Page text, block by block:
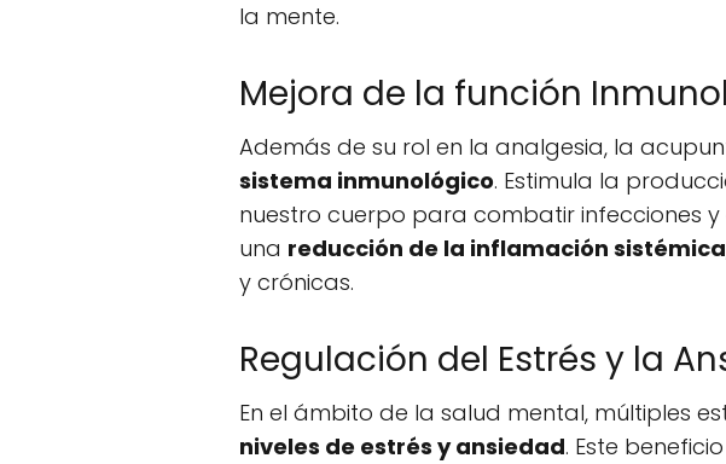
la mente.
Mejora de la función
Además de su rol en la analgesia, la
sistema inmunológico. Estimula la
nuestro cuerpo para combatir infecciones
una reducción de la inflamación sistémica
y crónicas.
Regulación del Estrés y la
En el ámbito de la salud mental, múltiples
niveles de estrés y ansiedad. Este